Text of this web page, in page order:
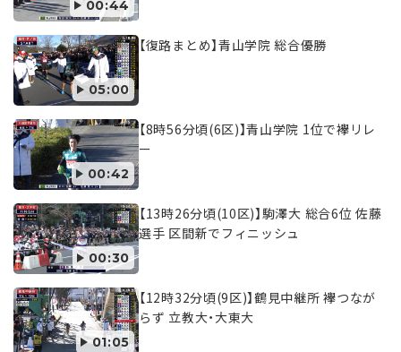
00:44
05:00
【復路まとめ】青山学院 総合優勝
00:42
【8時56分頃(6区)】青山学院 1位で襷リレ
ー
00:30
【13時26分頃(10区)】駒澤大 総合6位 佐藤
選手 区間新でフィニッシュ
01:05
【12時32分頃(9区)】鶴見中継所 襷つなが
らず 立教大・大東大